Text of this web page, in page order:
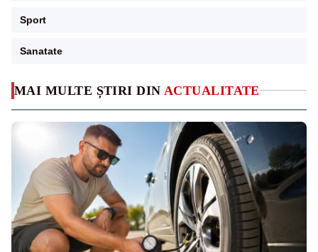
MAI MULTE ȘTIRI DIN ACTUALITATE
Sport
Sanatate